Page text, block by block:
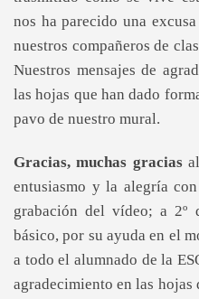
nos ha parecido una
nuestros compañeros de
Nuestros mensajes de
las hojas que han dado
pavo de nuestro mural.
Gracias, muchas graciasal
entusiasmo y la alegría
grabación del vídeo; a
básico, por su ayuda en el
a todo el alumnado de la
agradecimiento en las